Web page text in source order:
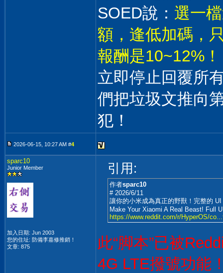
SOED說： 選一
額，逢低加碼，
報酬是10~12%！
立即停止回覆所
們把垃圾文推向
犯！
2026-06-15, 10:27 AM #4
sparc10
Junior Member
加入日期: Jun 2003
您的住址: 防備李嘉修推銷！
文章: 875
引用:
作者sparc10
# 2026/6/11
讓你的小米成為真正的野獸！完整的
Make Your Xiaomi A Real Beast! Full
https://www.reddit.com/r/HyperOS/
此“脚本”已被
4G LTE撥號功能